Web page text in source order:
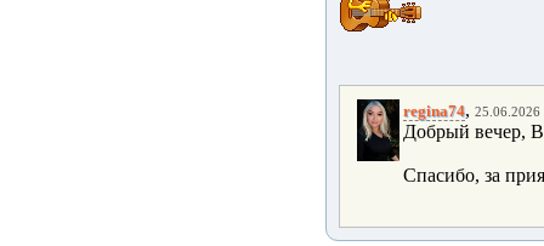
regina74, 25.06.2026
Добрый вечер,
Спасибо, за